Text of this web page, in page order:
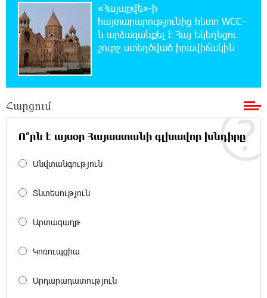
տվյալների անհարկի հրապարակումն անթույլատրելի է.
ՄԻՊ
20:51:38 8-08-2026
Զելենսկին ու Վուչիչը քննարկել են
համագործակցությունն ընդլայնելու
հնարավորությունները
20:33:21 8-08-2026
Հրդեհի ահազանգ Սայաթ-Նովա
բնակիչ
20:14:36 8-08-2026
օգոստոսի 30-ը
վարույթի շրջանակներում
«Հայաքվե»-ի
հայտարարությունից հետո WCC-
ն արձագանքել է Հայ Եկեղեցու
շուրջ ստեղծված իրավիճակին
Հարցում
Ո՞րն է այսօր Հայաստանի գլխավոր խնդիրը
Անվտանգություն
Տնտեսություն
Արտագաղթ
Կոռուպցիա
Արդարադատություն